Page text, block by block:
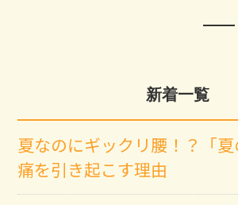
新着一覧
夏なのにギックリ腰！？「
痛を引き起こす理由